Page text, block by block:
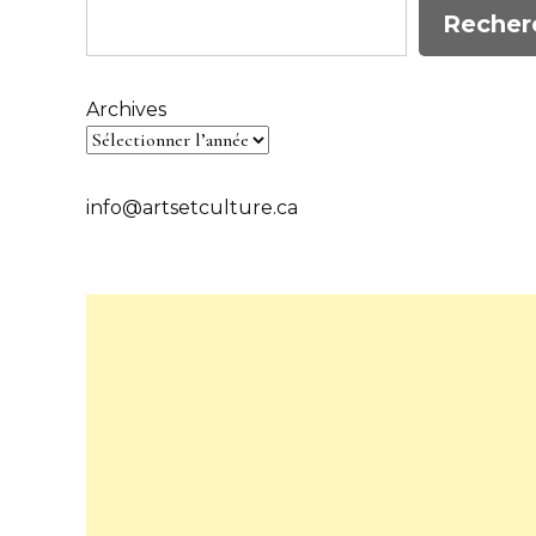
Archives
info@artsetculture.ca